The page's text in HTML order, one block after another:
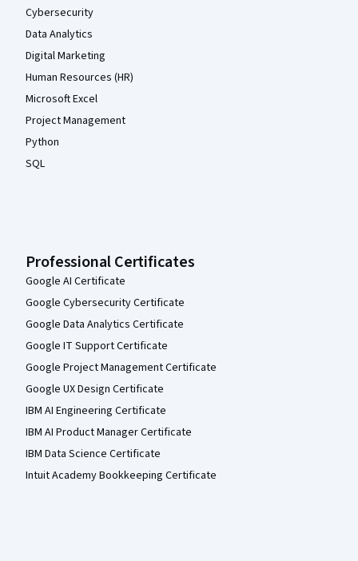
Cybersecurity
Data Analytics
Digital Marketing
Human Resources (HR)
Microsoft Excel
Project Management
Python
SQL
Professional Certificates
Google AI Certificate
Google Cybersecurity Certificate
Google Data Analytics Certificate
Google IT Support Certificate
Google Project Management Certificate
Google UX Design Certificate
IBM AI Engineering Certificate
IBM AI Product Manager Certificate
IBM Data Science Certificate
Intuit Academy Bookkeeping Certificate